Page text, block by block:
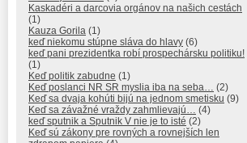
Kaskadéri a darcovia orgánov na našich cestách
(1)
Kauza Gorila (1)
keď niekomu stúpne sláva do hlavy (6)
keď pani prezidentka robí prospechársku politiku!
(1)
Keď politik zabudne (1)
Keď poslanci NR SR myslia iba na seba… (2)
Keď sa dvaja kohúti bijú na jednom smetisku (9)
Keď sa závažné vraždy zahmlievajú… (4)
keď sputnik a Sputnik V nie je to isté (2)
Keď sú zákony pre rovných a rovnejších len